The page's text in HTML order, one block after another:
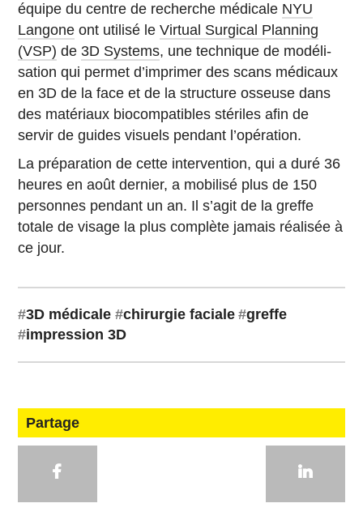
équipe du centre de re­cherche mé­di­cale NYU
Langone ont utilisé leVirtual Sur­gi­cal Plan­ning
(VSP) de 3D Systems, une tech­nique de mo­dé­li­
sa­tion qui permet d’im­pri­mer des scans mé­di­caux
en 3D de la face et de la struc­ture osseuse dans
des ma­té­riaux bio­com­pa­tibles sté­riles afin de
servir de guides visuels pendant l’opération.
La pré­pa­ra­tion de cette in­ter­ven­tion, qui a duré 36
heures en août dernier, a mo­bi­lisé plus de 150
per­sonnes pendant un an. Il s’agit de la greffe
totale de visage la plus com­plète jamais réa­li­sée à
ce jour.
#3D médicale #chi­rur­gie faciale #greffe
#im­pres­sion 3D
Partage